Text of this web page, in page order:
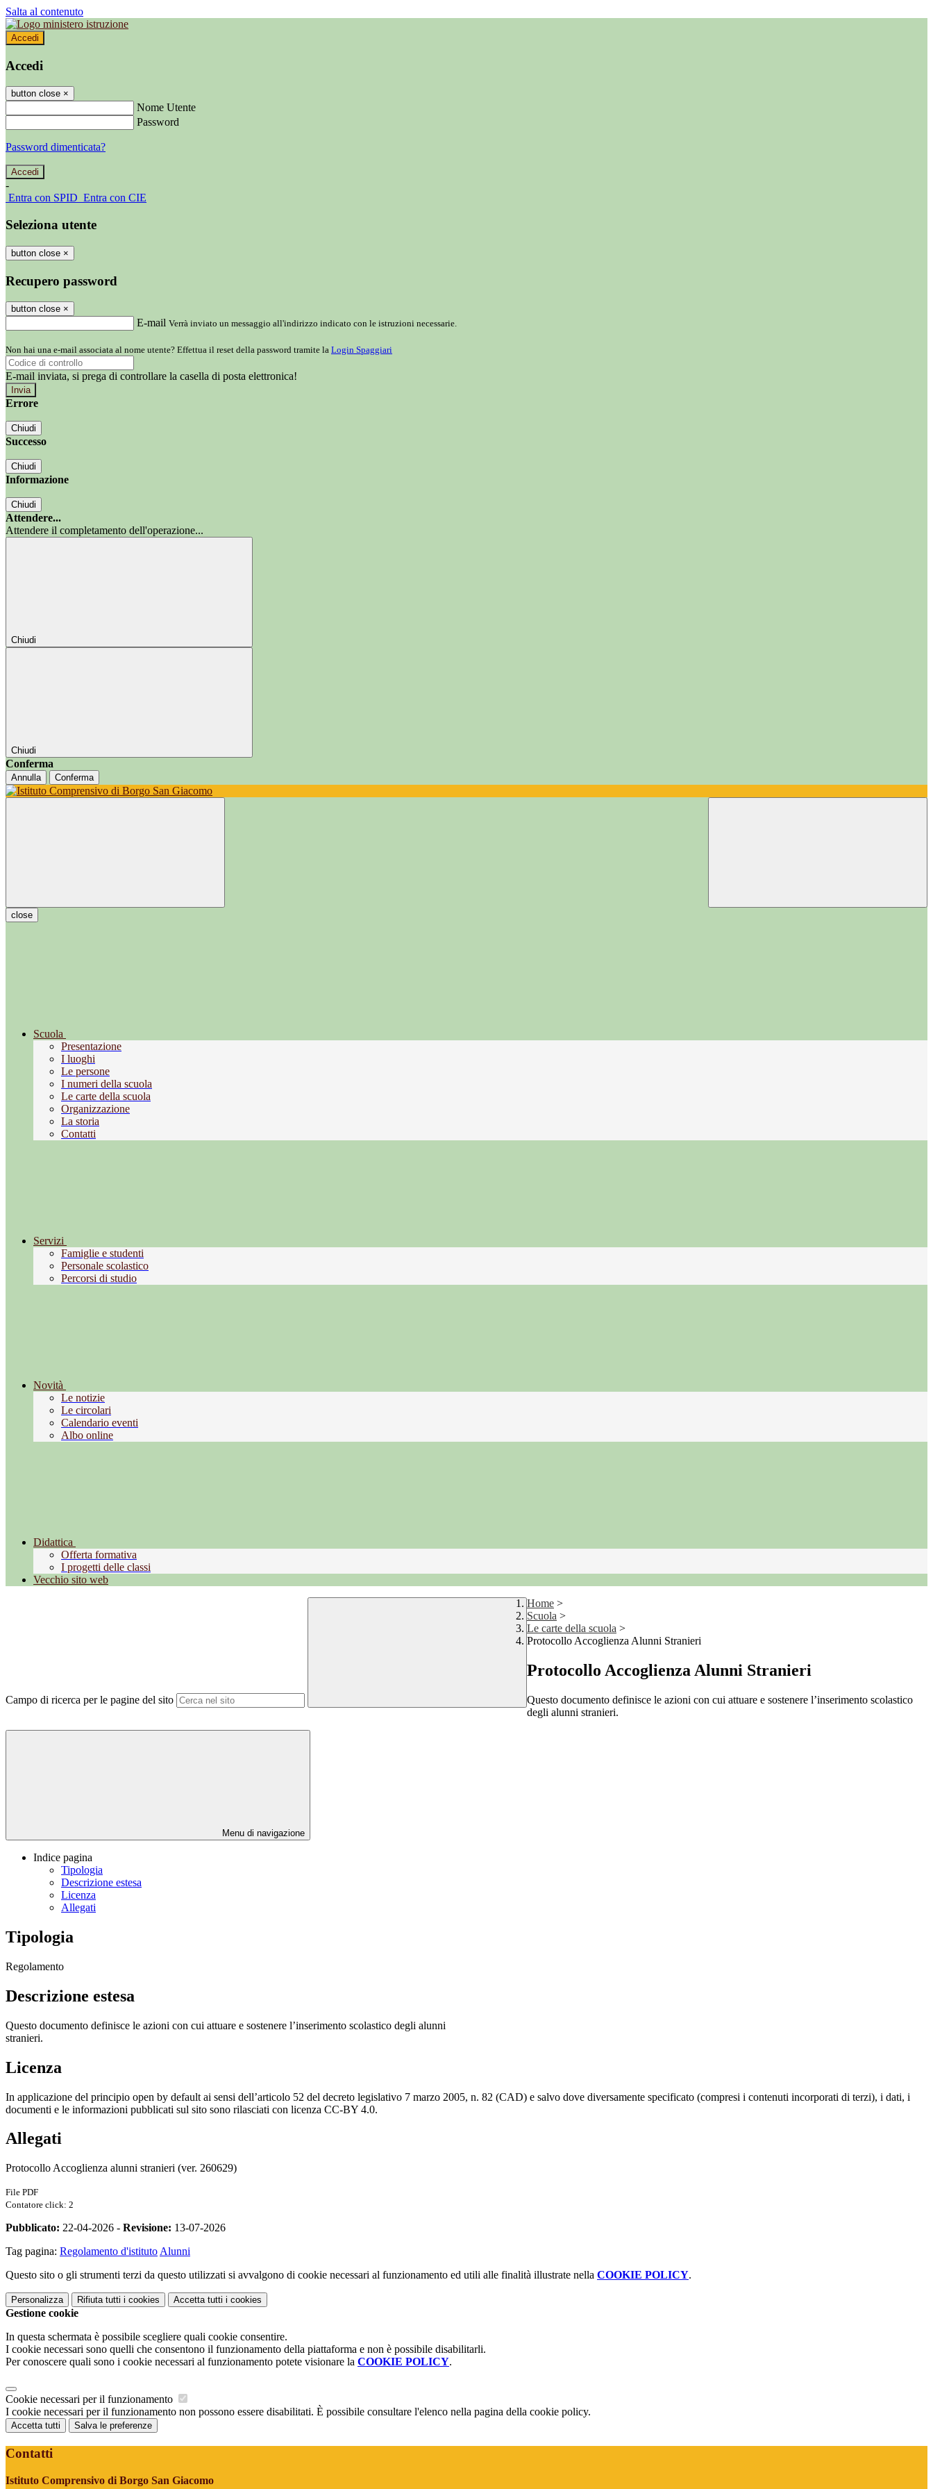
Salta al contenuto
Accedi
Accedi
button close ×
Nome Utente
Password
Password dimenticata?
-
Entra con SPID Entra con CIE
Seleziona utente
button close ×
Recupero password
button close ×
E-mail Verrà inviato un messaggio all'indirizzo indicato con le istruzioni necessarie.
Non hai una e-mail associata al nome utente? Effettua il reset della password tramite la Login Spaggiari
E-mail inviata, si prega di controllare la casella di posta elettronica!
Errore
Chiudi
Successo
Chiudi
Informazione
Chiudi
Attendere...
Attendere il completamento dell'operazione...
Chiudi
Chiudi
Conferma
Annulla Conferma
close
Scuola
Presentazione
I luoghi
Le persone
I numeri della scuola
Le carte della scuola
Organizzazione
La storia
Contatti
Servizi
Famiglie e studenti
Personale scolastico
Percorsi di studio
Novità
Le notizie
Le circolari
Calendario eventi
Albo online
Didattica
Offerta formativa
I progetti delle classi
Vecchio sito web
Campo di ricerca per le pagine del sito
Home >
Scuola >
Le carte della scuola >
Protocollo Accoglienza Alunni Stranieri
Protocollo Accoglienza Alunni Stranieri
Questo documento definisce le azioni con cui attuare e sostenere l’inserimento scolastico
degli alunni stranieri.
Menu di navigazione
Indice pagina
Tipologia
Descrizione estesa
Licenza
Allegati
Tipologia
Regolamento
Descrizione estesa
Questo documento definisce le azioni con cui attuare e sostenere l’inserimento scolastico degli alunni
stranieri.
Licenza
In applicazione del principio open by default ai sensi dell’articolo 52 del decreto legislativo 7 marzo 2005, n. 82 (CAD) e salvo dove diversamente specificato (compresi i contenuti incorporati di terzi), i dati, i
documenti e le informazioni pubblicati sul sito sono rilasciati con licenza CC-BY 4.0.
Allegati
Protocollo Accoglienza alunni stranieri (ver. 260629)
File PDF
Contatore click: 2
Pubblicato: 22-04-2026 - Revisione: 13-07-2026
Tag pagina: Regolamento d'istituto Alunni
Questo sito o gli strumenti terzi da questo utilizzati si avvalgono di cookie necessari al funzionamento ed utili alle finalità illustrate nella COOKIE POLICY.
Personalizza Rifiuta tutti i cookies Accetta tutti i cookies
Gestione cookie
In questa schermata è possibile scegliere quali cookie consentire.
I cookie necessari sono quelli che consentono il funzionamento della piattaforma e non è possibile disabilitarli.
Per conoscere quali sono i cookie necessari al funzionamento potete visionare la COOKIE POLICY.
Cookie necessari per il funzionamento
I cookie necessari per il funzionamento non possono essere disabilitati. È possibile consultare l'elenco nella pagina della cookie policy.
Accetta tutti Salva le preferenze
Contatti
Istituto Comprensivo di Borgo San Giacomo